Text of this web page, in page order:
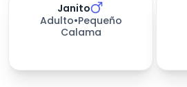
días esperando
Janito
Adulto•Pequeño
Calama